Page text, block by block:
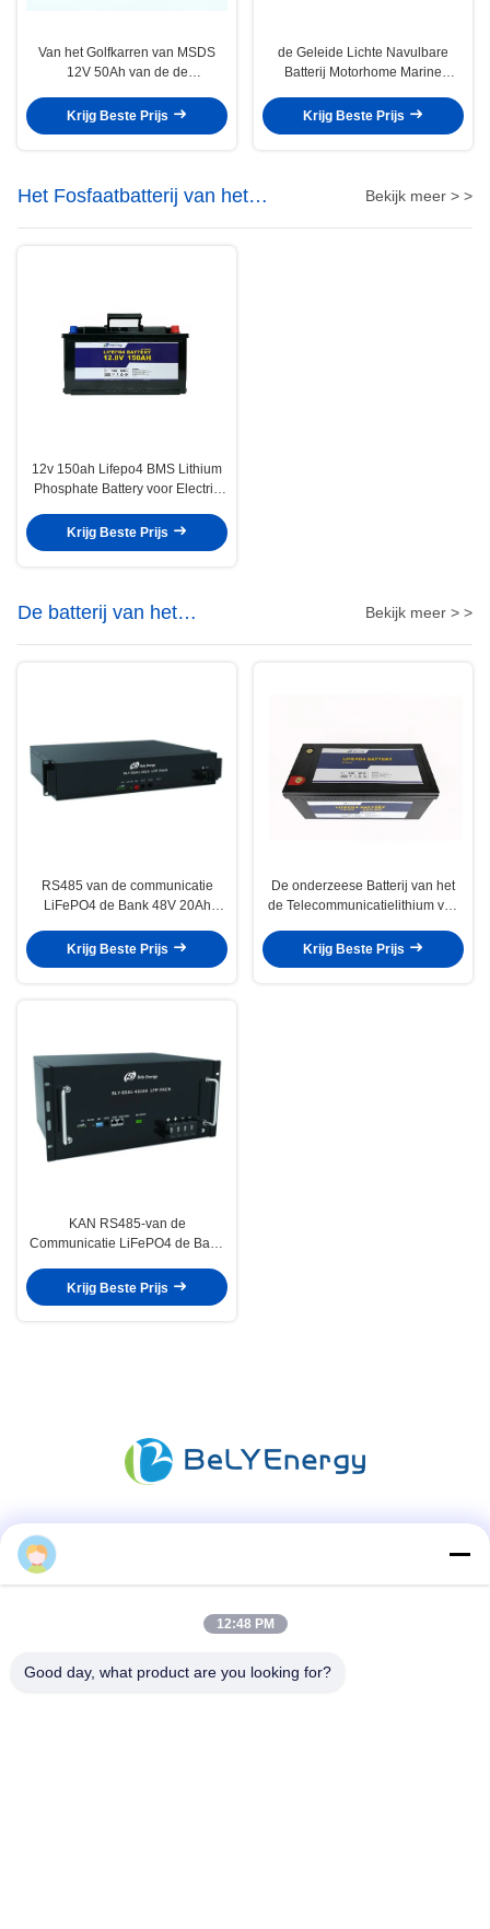
Van het Golfkarren van MSDS
12V 50Ah van de de
met Geleide Lamp
Krijg Beste Prijs
de Geleide Lichte Navulbare
Batterij Motorhome Marine
Krijg Beste Prijs
Het Fosfaatbatterij van het
lithiumijzer
Bekijk meer > >
12v 150ah Lifepo4 BMS Lithium
Phosphate Battery voor Electric
Krijg Beste Prijs
De batterij van het
telecommunicatielithium
Bekijk meer > >
RS485 van de communicatie
LiFePO4 de Bank 48V 20Ah
LEIDENE Indicatoren
Krijg Beste Prijs
De onderzeese Batterij van het
de Telecommunicatielithium van
Krijg Beste Prijs
KAN RS485-van de
Communicatie LiFePO4 de Bank
Telecommunicatiebatterij met
LCD
Krijg Beste Prijs
12:48 PM
Good day, what product are you looking for?